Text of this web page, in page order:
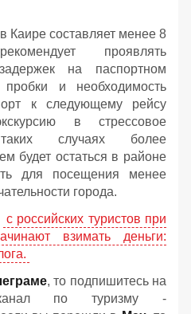
Каире составляет менее 8
проявлять
на паспортном
и необходимость
к следующему рейсу
в стрессовое
случаях более
будет остаться в районе
для посещения менее
города.
с российских туристов при
взимать деньги:
, то подпишитесь на
по туризму -